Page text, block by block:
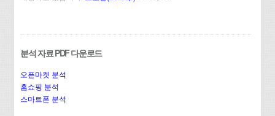
분석 자료 PDF 다운로드
오픈마켓 분석
홈쇼핑 분석
스마트폰 분석